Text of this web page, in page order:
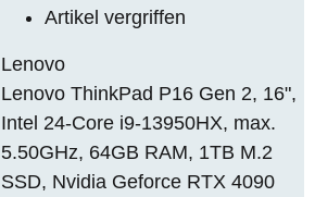
Artikel vergriffen
Lenovo
Lenovo ThinkPad P16 Gen 2, 16",
Intel 24-Core i9-13950HX, max.
5.50GHz, 64GB RAM, 1TB M.2
SSD, Nvidia Geforce RTX 4090